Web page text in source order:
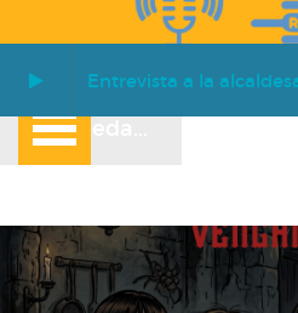
Entrevista a la